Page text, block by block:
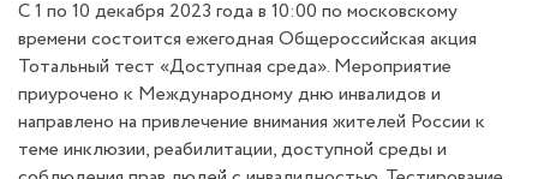
С 1 по 10 декабря 2023 года в 10:00 по московскому
времени состоится ежегодная Общероссийская акция
Тотальный тест «Доступная среда». Мероприятие
приурочено к Международному дню инвалидов и
направлено на привлечение внимания жителей России к
теме инклюзии, реабилитации, доступной среды и